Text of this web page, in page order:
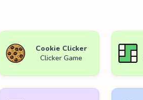
Cookie Clicker
Clicker Game